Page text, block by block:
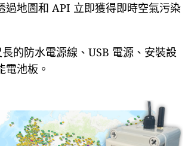
過地圖和 API 立即獲得即時空氣污染
的防水電源線、USB 電源、安裝設
電池板。